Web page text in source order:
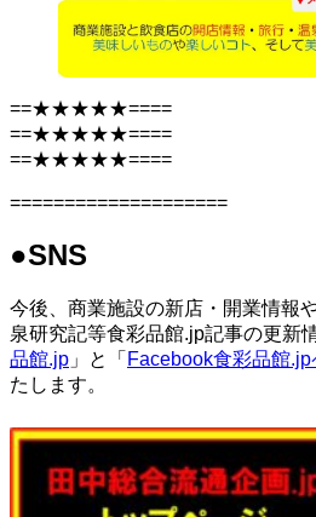
==★★★★★====
==★★★★★====
==★★★★★====
====================
●SNS
今後、商業施設の新店・開業情報
泉研究記等食彩品館.jp記事の更新
品館.jp 」と「 Facebook食彩品館.jp
たします。